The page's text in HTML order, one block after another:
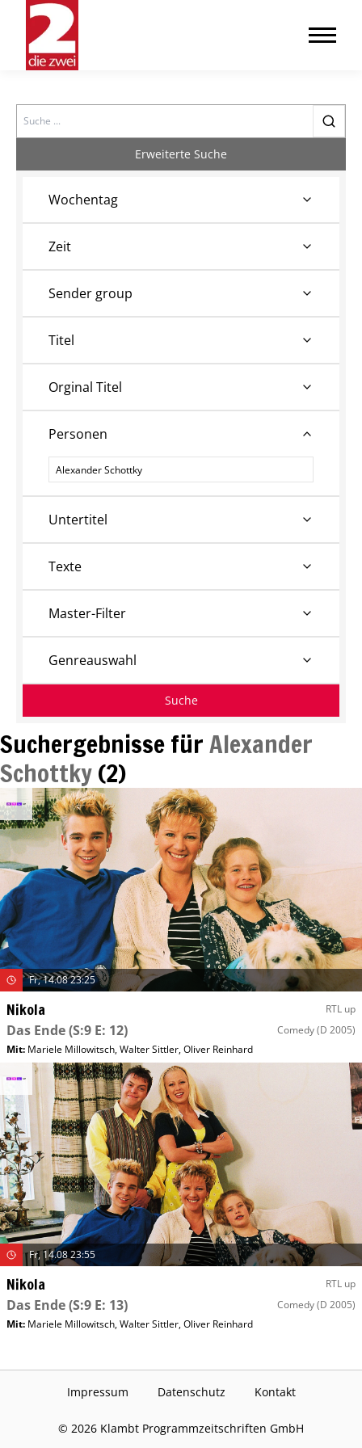
Search
Suchergebnisse fürAlexander
Schottky(2)
Fr, 14.08 23:25
Nikola RTL up
Das Ende(S:9 E: 12) Comedy(D 2005)
Mit: Mariele Millowitsch,Walter Sittler,Oliver Reinhard
Fr, 14.08 23:55
Nikola RTL up
Das Ende(S:9 E: 13) Comedy(D 2005)
Mit: Mariele Millowitsch,Walter Sittler,Oliver Reinhard
Erweiterte Suche
Wochentag
Zeit
Sender group
Titel
Orginal Titel
Personen
Personen
Untertitel
Texte
Master-Filter
Genreauswahl
Suche
Impressum Datenschutz Kontakt
© 2026 Klambt Programmzeitschriften GmbH